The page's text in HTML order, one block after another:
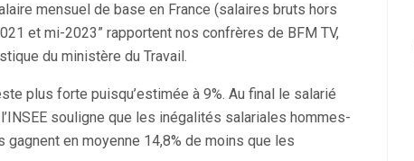
mensuel de base en France (salaires bruts hors
et mi-2023” rapportent nos confrères de BFM TV,
du ministère du Travail.
plus forte puisqu’estimée à 9%. Au final le salarié
souligne que les inégalités salariales hommes-
en moyenne 14,8% de moins que les